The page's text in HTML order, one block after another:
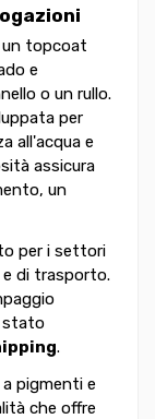
topcoat
e
o un rullo.
per
all'acqua e
assicura
un
per i settori
di trasporto.
stato
.
pigmenti e
che offre